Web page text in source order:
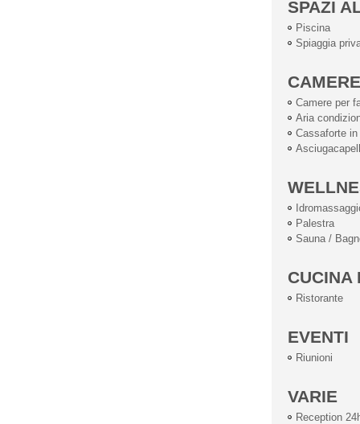
SPAZI
Piscina
Spiaggia
CAMERE
Camere per
Aria
Cassaforte
Palestra
Sauna /
CUCINA
Ristorante
EVENTI
Riunioni
VARIE
Reception